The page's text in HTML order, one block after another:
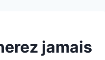
jamais